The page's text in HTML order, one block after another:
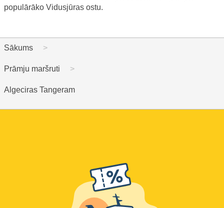
populārāko Vidusjūras ostu.
Sākums
Prāmju maršruti
Algeciras Tangeram